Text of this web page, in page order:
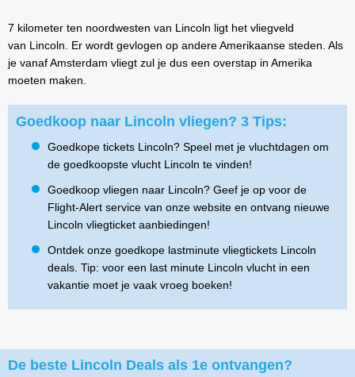
7 kilometer ten noordwesten van Lincoln ligt het vliegveld
van Lincoln. Er wordt gevlogen op andere Amerikaanse steden. Als
je vanaf Amsterdam vliegt zul je dus een overstap in Amerika
moeten maken.
Goedkoop naar Lincoln vliegen? 3 Tips:
Goedkope tickets Lincoln? Speel met je vluchtdagen om
de goedkoopste vlucht Lincoln te vinden!
Goedkoop vliegen naar Lincoln? Geef je op voor de
Flight-Alert service van onze website en ontvang nieuwe
Lincoln vliegticket aanbiedingen!
Ontdek onze goedkope lastminute vliegtickets Lincoln
deals. Tip: voor een last minute Lincoln vlucht in een
vakantie moet je vaak vroeg boeken!
De beste Lincoln Deals als 1e ontvangen?